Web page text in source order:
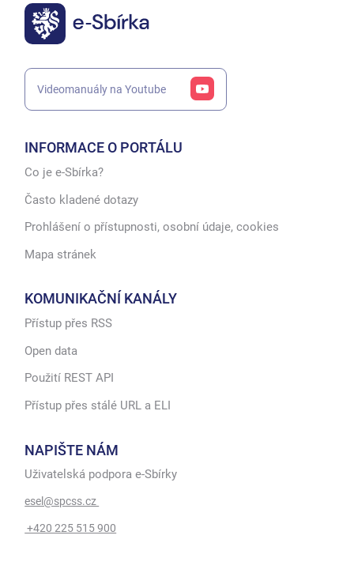
Videomanuály na Youtube
INFORMACE O PORTÁLU
Co je e-Sbírka?
Často kladené dotazy
Prohlášení o přístupnosti, osobní údaje, cookies
Mapa stránek
KOMUNIKAČNÍ KANÁLY
Přístup přes RSS
Open data
Použití REST API
Přístup přes stálé URL a ELI
NAPIŠTE NÁM
Uživatelská podpora e-Sbírky
esel@spcss.cz
+420 225 515 900